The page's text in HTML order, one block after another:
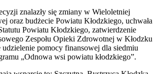
znalazły się zmiany w Wieloletniej
oraz budżecie Powiatu Kłodzkiego, uchwała
Powiatu Kłodzkiego, zatwierdzenie
Zespołu Opieki Zdrowotnej w Kłodzku
udzielenie pomocy finansowej dla siedmiu
„Odnowa wsi powiatu kłodzkiego”.